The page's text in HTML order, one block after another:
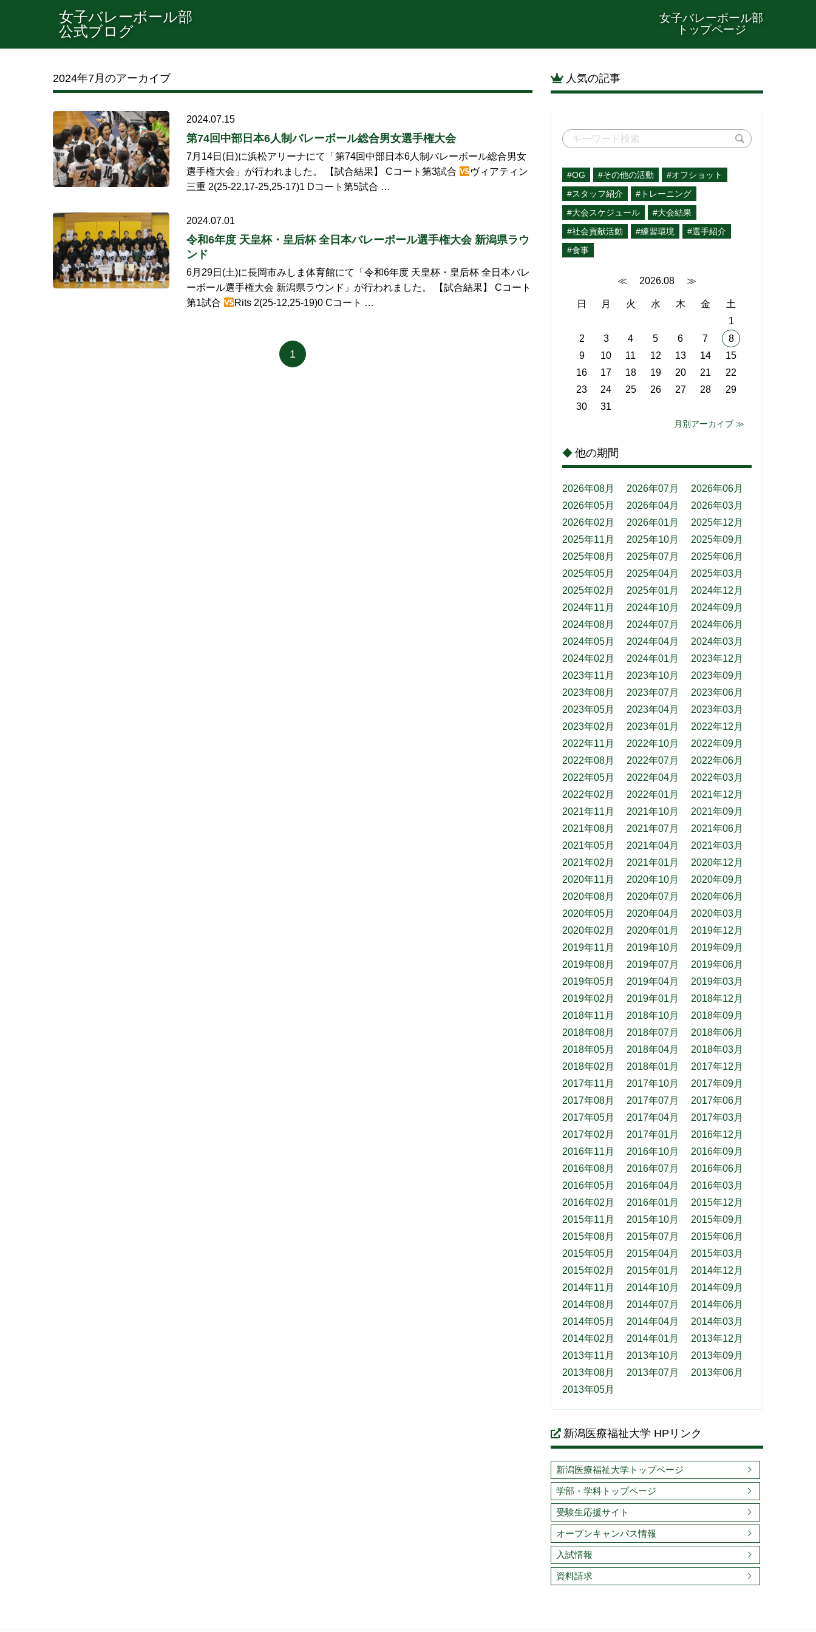
女子バレーボール部
トップページ
女子バレーボール部
公式ブログ
2024年7月のアーカイブ
2024.07.15
第74回中部日本6人制バレーボール総合男女選手権大会
7月14日(日)に浜松アリーナにて「第74回中部日本6人制バレーボール総合男女
選手権大会」が行われました。 【試合結果】 Cコート第3試合
ヴィアティン
三重 2(25-22,17-25,25-17)1 Dコート第5試合 …
2024.07.01
令和6年度 天皇杯・皇后杯 全日本バレーボール選手権大会 新潟県ラウ
ンド
6月29日(土)に長岡市みしま体育館にて「令和6年度 天皇杯・皇后杯 全日本バレ
ーボール選手権大会 新潟県ラウンド」が行われました。 【試合結果】 Cコート
第1試合
Rits 2(25-12,25-19)0 Cコート …
1
人気の記事
#OG #その他の活動
#オフショット
#スタッフ紹介
#トレーニング
#大会スケジュール
#大会結果
#社会貢献活動
#練習環境
#選手紹介
#食事
≪ 2026.08 ≫
日 月 火 水 木 金
土
1
2
3 4 5 6 7
8
9
10 11 12 13 14
15
16
17 18 19 20 21
22
23
24 25 26 27 28
29
30
31
月別アーカイブ ≫
◆ 他の期間
2026年08月 2026年07月
2026年06月
2026年05月
2026年04月
2026年03月
2026年02月
2026年01月
2025年12月
2025年11月
2025年10月
2025年09月
2025年08月
2025年07月
2025年06月
2025年05月
2025年04月
2025年03月
2025年02月
2025年01月
2024年12月
2024年11月
2024年10月
2024年09月
2024年08月
2024年07月
2024年06月
2024年05月
2024年04月
2024年03月
2024年02月
2024年01月
2023年12月
2023年11月
2023年10月
2023年09月
2023年08月
2023年07月
2023年06月
2023年05月
2023年04月
2023年03月
2023年02月
2023年01月
2022年12月
2022年11月
2022年10月
2022年09月
2022年08月
2022年07月
2022年06月
2022年05月
2022年04月
2022年03月
2022年02月
2022年01月
2021年12月
2021年11月
2021年10月
2021年09月
2021年08月
2021年07月
2021年06月
2021年05月
2021年04月
2021年03月
2021年02月
2021年01月
2020年12月
2020年11月
2020年10月
2020年09月
2020年08月
2020年07月
2020年06月
2020年05月
2020年04月
2020年03月
2020年02月
2020年01月
2019年12月
2019年11月
2019年10月
2019年09月
2019年08月
2019年07月
2019年06月
2019年05月
2019年04月
2019年03月
2019年02月
2019年01月
2018年12月
2018年11月
2018年10月
2018年09月
2018年08月
2018年07月
2018年06月
2018年05月
2018年04月
2018年03月
2018年02月
2018年01月
2017年12月
2017年11月
2017年10月
2017年09月
2017年08月
2017年07月
2017年06月
2017年05月
2017年04月
2017年03月
2017年02月
2017年01月
2016年12月
2016年11月
2016年10月
2016年09月
2016年08月
2016年07月
2016年06月
2016年05月
2016年04月
2016年03月
2016年02月
2016年01月
2015年12月
2015年11月
2015年10月
2015年09月
2015年08月
2015年07月
2015年06月
2015年05月
2015年04月
2015年03月
2015年02月
2015年01月
2014年12月
2014年11月
2014年10月
2014年09月
2014年08月
2014年07月
2014年06月
2014年05月
2014年04月
2014年03月
2014年02月
2014年01月
2013年12月
2013年11月
2013年10月
2013年09月
2013年08月
2013年07月
2013年06月
2013年05月
新潟医療福祉大学 HPリンク
新潟医療福祉大学トップページ
学部・学科トップページ
受験生応援サイト
オープンキャンパス情報
入試情報
資料請求